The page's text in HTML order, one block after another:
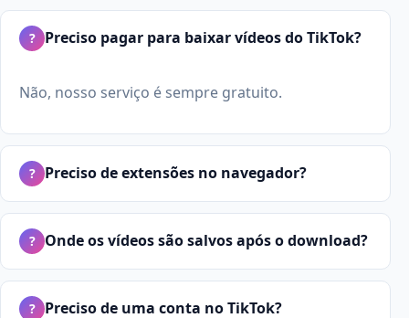
? Preciso pagar para baixar vídeos do TikTok?
Não, nosso serviço é sempre gratuito.
? Preciso de extensões no navegador?
? Onde os vídeos são salvos após o download?
? Preciso de uma conta no TikTok?